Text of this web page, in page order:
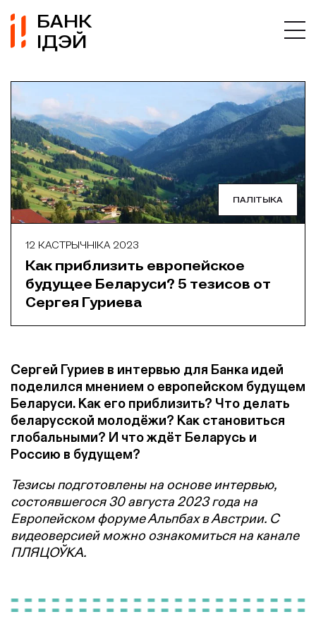
БАНК
ІДЭЙ
ПАЛІТЫКА
12 КАСТРЫЧНІКА 2023
Как приблизить европейское
будущее Беларуси? 5 тезисов от
Сергея Гуриева
Сергей Гуриев в интервью для Банка идей
поделился мнением о европейском будущем
Беларуси. Как его приблизить? Что делать
беларусской молодёжи? Как становиться
глобальными? И что ждёт Беларусь и
Россию в будущем?
Тезисы подготовлены на основе интервью,
состоявшегося 30 августа 2023 года на
Европейском форуме Альпбах в Австрии. С
видеоверсией можно ознакомиться на канале
ПЛЯЦОЎКА.